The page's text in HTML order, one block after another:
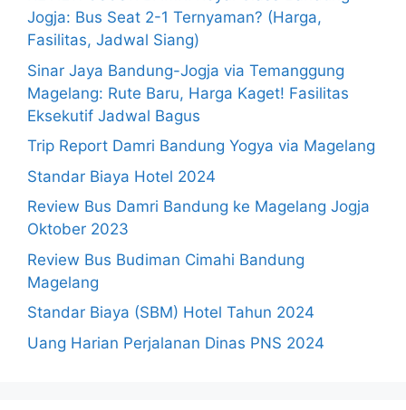
Jogja: Bus Seat 2-1 Ternyaman? (Harga,
Fasilitas, Jadwal Siang)
Sinar Jaya Bandung-Jogja via Temanggung
Magelang: Rute Baru, Harga Kaget! Fasilitas
Eksekutif Jadwal Bagus
Trip Report Damri Bandung Yogya via Magelang
Standar Biaya Hotel 2024
Review Bus Damri Bandung ke Magelang Jogja
Oktober 2023
Review Bus Budiman Cimahi Bandung
Magelang
Standar Biaya (SBM) Hotel Tahun 2024
Uang Harian Perjalanan Dinas PNS 2024